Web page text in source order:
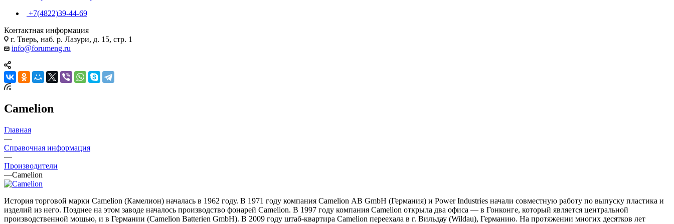
+7(4822)39-44-69
Контактная информация
г. Тверь, наб. р. Лазури, д. 15, стр. 1
info@forumeng.ru
Camelion
Главная
—
Справочная информация
—
Производители
—Camelion
История торговой марки Camelion (Камелион) началась в 1962 году. В 1971 году компания Camelion АB GmbH (Германия) и Power Industries начали совместную работу по выпуску пластика и
изделий из него. Позднее на этом заводе началось производство фонарей Camelion. В 1997 году компания Camelion открыла два офиса — в Гонконге, который является центральной
производственной мощью, и в Германии (Camelion Batterien GmbH). В 2009 году штаб-квартира Camelion переехала в г. Вильдау (Wildau), Германию. На протяжении многих десятков лет